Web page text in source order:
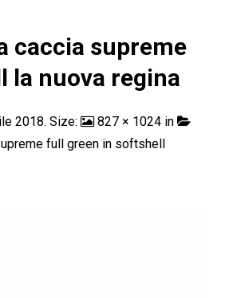
caccia supreme
la nuova regina
2018. Size: 827 × 1024 in
full green in softshell